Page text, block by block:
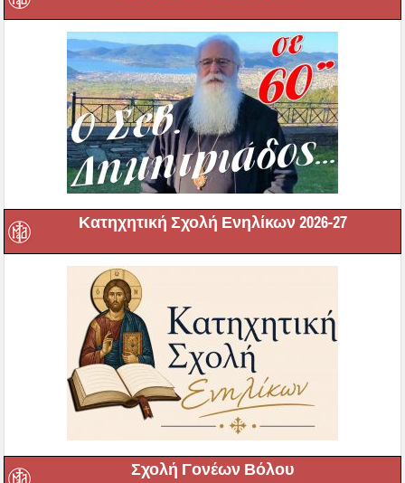
Κατηχητική Σχολή Ενηλίκων 2026-27
Σχολή Γονέων Βόλου